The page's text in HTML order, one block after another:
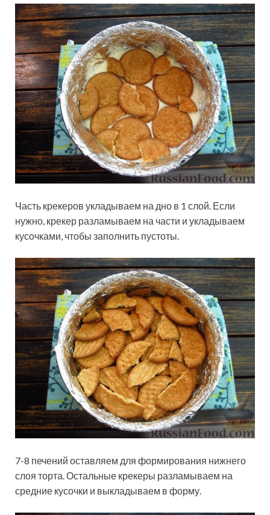
Часть крекеров укладываем на дно в 1 слой. Если
нужно, крекер разламываем на части и укладываем
кусочками, чтобы заполнить пустоты.
7-8 печений оставляем для формирования нижнего
слоя торта. Остальные крекеры разламываем на
средние кусочки и выкладываем в форму.